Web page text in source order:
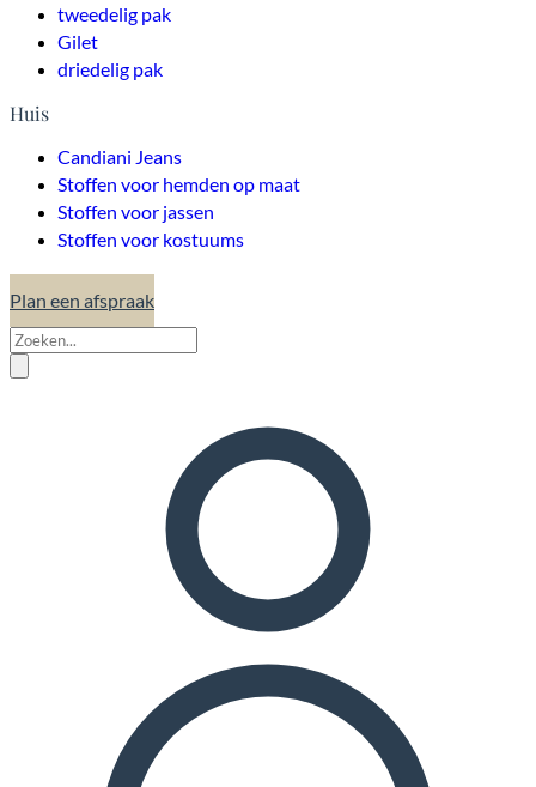
tweedelig pak
Gilet
driedelig pak
Huis
Candiani Jeans
Stoffen voor hemden op maat
Stoffen voor jassen
Stoffen voor kostuums
Plan een afspraak